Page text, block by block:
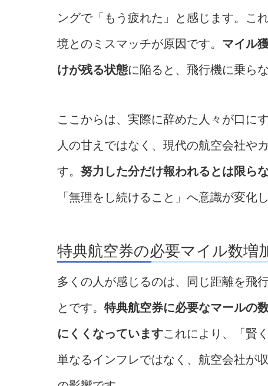
ングで「もう疲れた」と感じます。こ
境とのミスマッチが原因です。 マイル
けが残る状態に陥ると、飛行機に乗ら
ここからは、実際に辞めた人々が口に
人の甘えではなく、現代の航空会社や
す。努力した分だけ報われるとは限ら
「無理をし続けること」へ意識が変化
特典航空券の必要マイル数増
多くの人が感じるのは、同じ距離を飛
とです。 特典航空券に必要なマールの
にくくなっていますこれにより、「賢
単なるインフレではなく、航空会社が